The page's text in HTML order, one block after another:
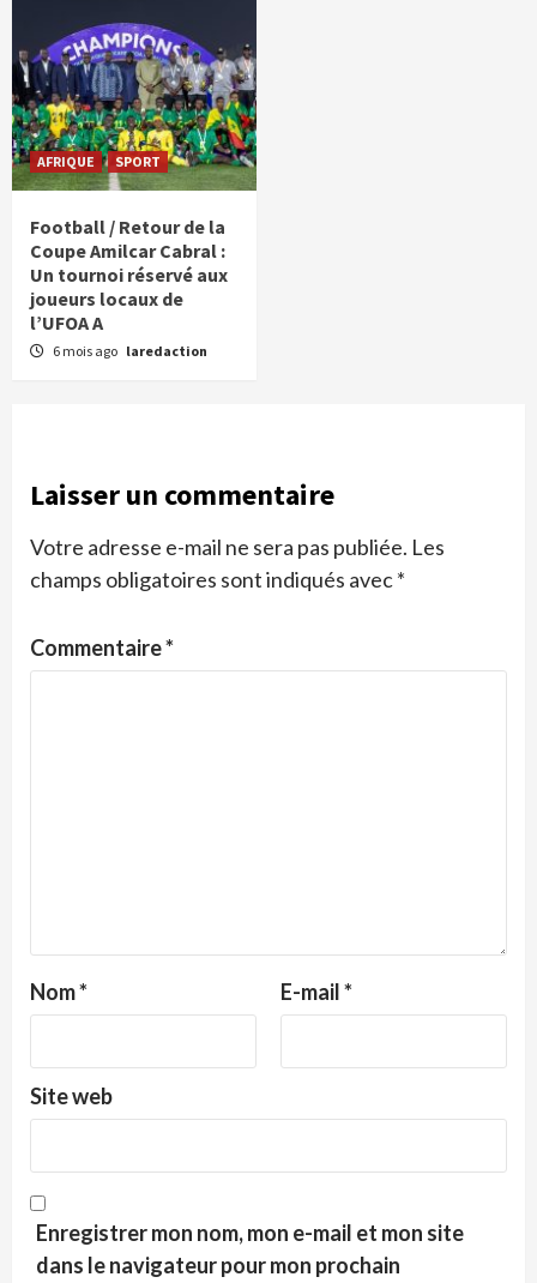
AFRIQUE SPORT
Football / Retour de la
Coupe Amilcar Cabral :
Un tournoi réservé aux
joueurs locaux de
l’UFOA A
6 mois ago laredaction
Laisser un commentaire
Votre adresse e-mail ne sera pas publiée. Les
champs obligatoires sont indiqués avec*
Commentaire*
Nom* E-mail*
Site web
Enregistrer mon nom, mon e-mail et mon site
dans le navigateur pour mon prochain